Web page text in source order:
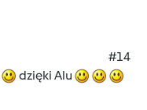
#14
dzięki Alu